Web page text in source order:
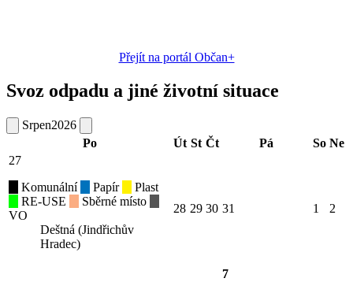
Přejít na portál Občan+
Svoz odpadu a jiné životní situace
Srpen2026
Po
Út St Čt Pá So Ne
27
Komunální
Papír
Plast
RE-USE
Sběrné místo
VO
Deštná (Jindřichův
Hradec)
28 29 30 31 1 2
7